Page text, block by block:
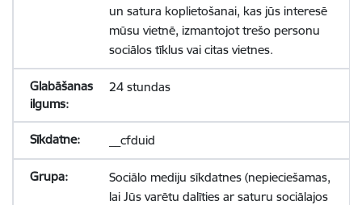
un satura koplietošanai, kas jūs interesē
mūsu vietnē, izmantojot trešo personu
sociālos tīklus vai citas vietnes.
24 stundas
__cfduid
Sociālo mediju sīkdatnes (nepieciešamas,
lai Jūs varētu dalīties ar saturu sociālajos